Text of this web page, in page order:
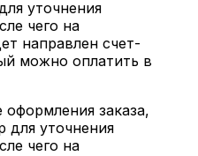
уточнения
чего на
направлен счет-
можно оплатить в
оформления заказа,
для уточнения
чего на